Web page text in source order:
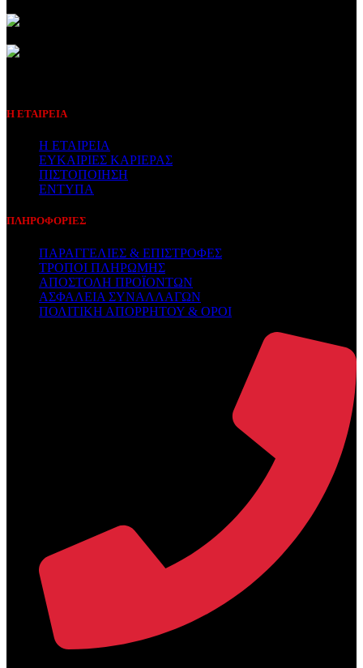
Η ΕΤΑΙΡΕΙΑ
Η ΕΤΑΙΡΕΙΑ
ΕΥΚΑΙΡΙΕΣ ΚΑΡΙΕΡΑΣ
ΠΙΣΤΟΠΟΙΗΣΗ
ΕΝΤΥΠΑ
ΠΛΗΡΟΦΟΡΙΕΣ
ΠΑΡΑΓΓΕΛΙΕΣ & ΕΠΙΣΤΡΟΦΕΣ
ΤΡΟΠΟΙ ΠΛΗΡΩΜΗΣ
ΑΠΟΣΤΟΛΗ ΠΡΟΪΟΝΤΩΝ
ΑΣΦΑΛΕΙΑ ΣΥΝΑΛΛΑΓΩΝ
ΠΟΛΙΤΙΚΗ ΑΠΟΡΡΗΤΟΥ & ΟΡΟΙ